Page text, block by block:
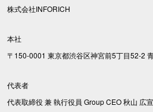
株式会社INFORICH
本社
〒150-0001 東京都渋谷区神宮前5丁目52-2
代表者
代表取締役 兼 執行役員 Group CEO 秋山 広